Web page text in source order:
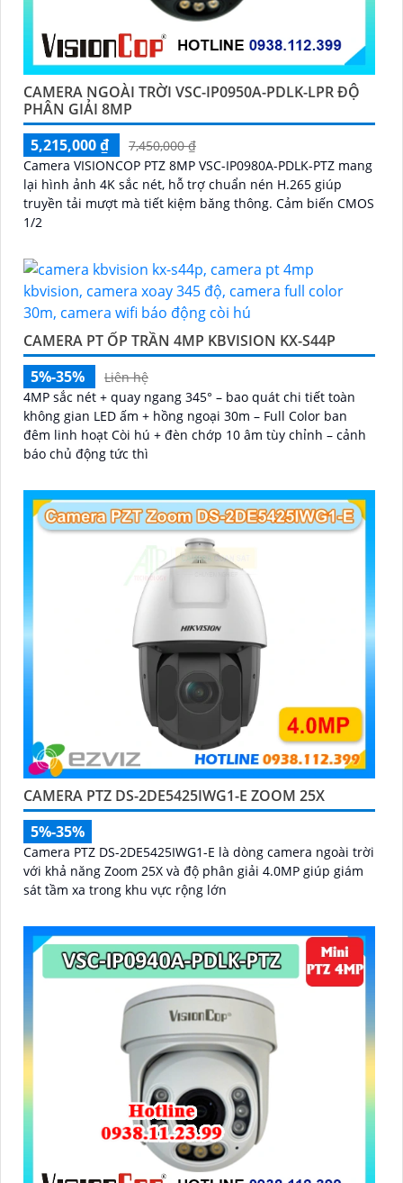
CAMERA NGOÀI TRỜI VSC-IP0950A-PDLK-LPR ĐỘ
PHÂN GIẢI 8MP
5,215,000 ₫
7,450,000 ₫
Camera VISIONCOP PTZ 8MP VSC-IP0980A-PDLK-PTZ mang
lại hình ảnh 4K sắc nét, hỗ trợ chuẩn nén H.265 giúp
truyền tải mượt mà tiết kiệm băng thông. Cảm biến CMOS
1/2
CAMERA PT ỐP TRẦN 4MP KBVISION KX-S44P
5%-35%
Liên hệ
4MP sắc nét + quay ngang 345° – bao quát chi tiết toàn
không gian LED ấm + hồng ngoại 30m – Full Color ban
đêm linh hoạt Còi hú + đèn chớp 10 âm tùy chỉnh – cảnh
báo chủ động tức thì
CAMERA PTZ DS-2DE5425IWG1-E ZOOM 25X
5%-35%
Camera PTZ DS-2DE5425IWG1-E là dòng camera ngoài trời
với khả năng Zoom 25X và độ phân giải 4.0MP giúp giám
sát tầm xa trong khu vực rộng lớn